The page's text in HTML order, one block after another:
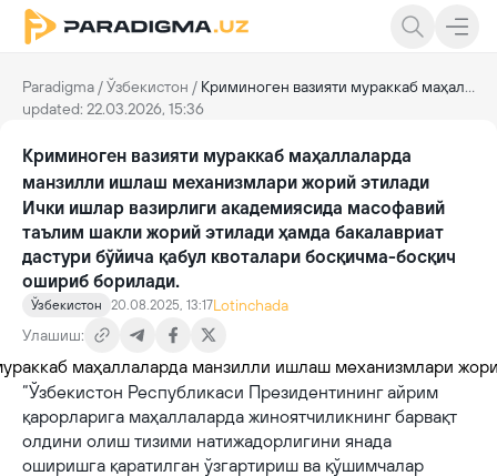
Paradigma /Ўзбекистон / Криминоген вазияти мураккаб маҳаллаларда манзилли ишлаш механизмлари жорий этилади
updated: 22.03.2026, 15:36
Криминоген вазияти мураккаб маҳаллаларда
манзилли ишлаш механизмлари жорий этилади
Ички ишлар вазирлиги академиясида масофавий
таълим шакли жорий этилади ҳамда бакалавриат
дастури бўйича қабул квоталари босқичма-босқич
ошириб борилади.
Ўзбекистон 20.08.2025, 13:17Lotinchada
Улашиш:
“Ўзбекистон Республикаси Президентининг айрим
қарорларига маҳаллаларда жиноятчиликнинг барвақт
олдини олиш тизими натижадорлигини янада
оширишга қаратилган ўзгартириш ва қўшимчалар